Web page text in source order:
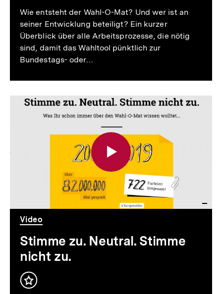
Wie entsteht der Wahl-O-Mat? Und wer ist an
seiner Entwicklung beteiligt? Ein kurzer
Überblick über alle Arbeitsprozesse, die nötig
sind, damit das Wahltool pünktlich zur
Bundestags- oder…
Video
Dauer
Video
Stimme zu. Neutral. Stimme
nicht zu.
Inhalt